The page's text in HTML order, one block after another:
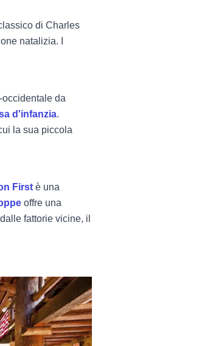
di Charles
natalizia. I
da
d'infanzia.
la sua piccola
First è una
offre una
fattorie vicine, il